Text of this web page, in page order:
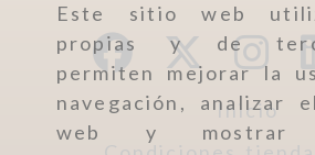
Este sitio web
propias y de
permiten mejorar la
navegación, analizar
web y mostrar
Inicio